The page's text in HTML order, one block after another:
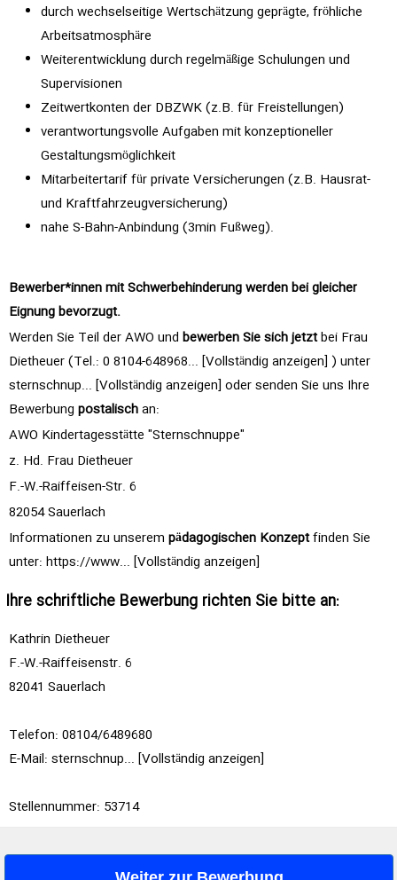
durch wechselseitige Wertschätzung geprägte, fröhliche
Arbeitsatmosphäre
Weiterentwicklung durch regelmäßige Schulungen und
Supervisionen
Zeitwertkonten der DBZWK (z.B. für Freistellungen)
verantwortungsvolle Aufgaben mit konzeptioneller
Gestaltungsmöglichkeit
Mitarbeitertarif für private Versicherungen (z.B. Hausrat-
und Kraftfahrzeugversicherung)
nahe S-Bahn-Anbindung (3min Fußweg).
Bewerber*innen mit Schwerbehinderung werden bei gleicher
Eignung bevorzugt.
Werden Sie Teil der AWO und bewerben Sie sich jetztbei Frau
Dietheuer (Tel.: 0 8104-648968... [Vollständig anzeigen] ) unter
sternschnup... [Vollständig anzeigen] oder senden Sie uns Ihre
Bewerbung postalischan:
AWO Kindertagesstätte "Sternschnuppe"
z. Hd. Frau Dietheuer
F.-W.-Raiffeisen-Str. 6
82054 Sauerlach
Informationen zu unserem pädagogischen Konzeptfinden Sie
unter: https://www... [Vollständig anzeigen]
Ihre schriftliche Bewerbung richten Sie bitte an:
Kathrin Dietheuer
F.-W.-Raiffeisenstr. 6
82041 Sauerlach
Telefon: 08104/6489680
E-Mail: sternschnup... [Vollständig anzeigen]
Stellennummer: 53714